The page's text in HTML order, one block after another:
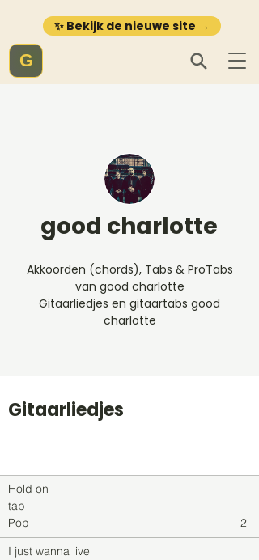
✨ Bekijk de nieuwe site →
G
good charlotte
Akkoorden (chords), Tabs & ProTabs
van good charlotte
Gitaarliedjes en gitaartabs good
charlotte
Gitaarliedjes
Hold on
tab
Pop
2
I just wanna live